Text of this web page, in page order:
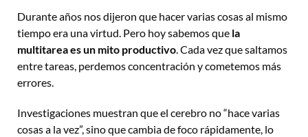
Durante años nos dijeron que hacer varias cosas al mismo
tiempo era una virtud. Pero hoy sabemos que la
multitarea es un mito productivo. Cada vez que saltamos
entre tareas, perdemos concentración y cometemos más
errores.
Investigaciones muestran que el cerebro no “hace varias
cosas a la vez”, sino que cambia de foco rápidamente, lo